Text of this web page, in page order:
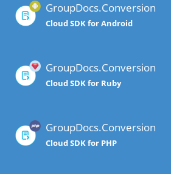
GroupDocs.Conversion
Cloud SDK for Android
GroupDocs.Conversion
Cloud SDK for Ruby
GroupDocs.Conversion
Cloud SDK for PHP